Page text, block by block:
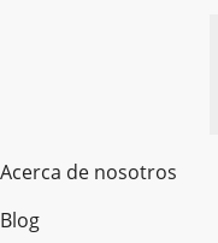
Acerca de nosotros
Blog